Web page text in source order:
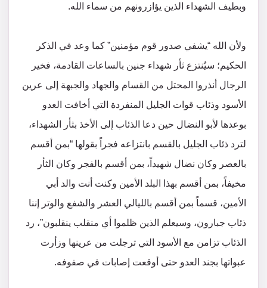
وبطيف الشهداء الذين يؤازرونهم من سماء الله.
ولأن الله “يشفي صدور قوم مؤمنين” كما وعد في الذكر
الحكيم؛ سيُنتزع ثأر شهداء جنين بالساعات القادمة، فخير
الرجال أنذروا المحتل من القسام والجهاد والجبهة إلى عرين
الأسود وذئاب قوات الجليل المنفردة التي أخافت العدو
بوعدها لأبو النضال حين دعا الذئاب إلى الأخذ بثأر الشهداء،
لترد ذئاب الجليل بالقسم بانتزاعه فجراً بقولها “بمن أقسم
بالعصر وكان نضال شهيداً، بمن أقسم بالفجر وكان الثأر
مخيفاً، بمن أقسم بهذا البلد الأمين وكنت أنت والد أبي
الأمين، قسماً بمن أقسم بالليالي العشر والشفع والوتر إننا
ذئاب جبارون، وسيعلم الذين ظلموا أي منقلب ينقلبون”، رد
الذئاب تزامن مع الأسود التي ترجلت من عرينها وزأرت
عبواتها بجند العدو حتى أوقعت إصابات في صفوفه.